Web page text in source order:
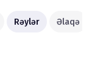
Rəylər Əlaqə